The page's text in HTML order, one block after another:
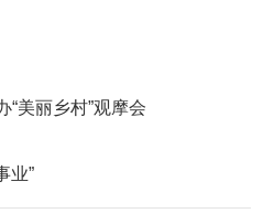
“美丽乡村”观摩会
业”